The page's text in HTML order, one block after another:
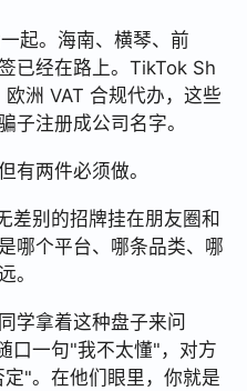
起。海南、横琴、前
已经在路上。TikTok Sh
洲 VAT 合规代办，这些
子注册成公司名字。
有两件必须做。
差别的招牌挂在朋友圈和
哪个平台、哪条品类、哪
。
学拿着这种盘子来问
口一句"我不太懂"，对方
"。在他们眼里，你就是